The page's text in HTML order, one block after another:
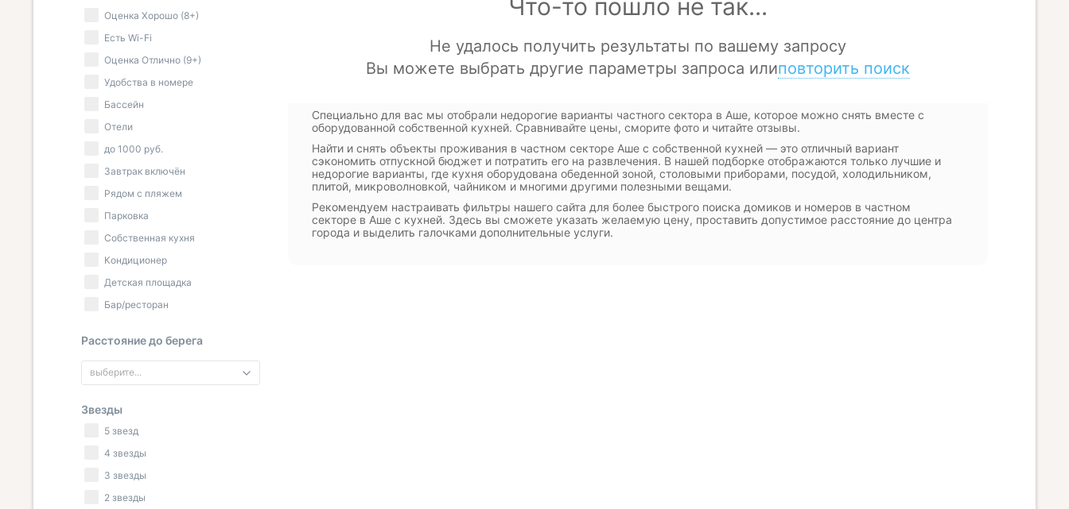
Специально для вас мы отобрали недорогие варианты частного сектора в Аше, которое можно снять вместе с
оборудованной собственной кухней. Сравнивайте цены, сморите фото и читайте отзывы.
Найти и снять объекты проживания в частном секторе Аше с собственной кухней — это отличный вариант
сэкономить отпускной бюджет и потратить его на развлечения. В нашей подборке отображаются только лучшие и
недорогие варианты, где кухня оборудована обеденной зоной, столовыми приборами, посудой, холодильником,
плитой, микроволновкой, чайником и многими другими полезными вещами.
Рекомендуем настраивать фильтры нашего сайта для более быстрого поиска домиков и номеров в частном
секторе в Аше с кухней. Здесь вы сможете указать желаемую цену, проставить допустимое расстояние до центра
города и выделить галочками дополнительные услуги.
Оценка Хорошо (8+)
Есть Wi-Fi
Оценка Отлично (9+)
Удобства в номере
Бассейн
Отели
до 1000 руб.
Завтрак включён
Рядом с пляжем
Парковка
Собственная кухня
Кондиционер
Детская площадка
Бар/ресторан
Расстояние до берега
выберите...
Звезды
5 звезд
4 звезды
3 звезды
2 звезды